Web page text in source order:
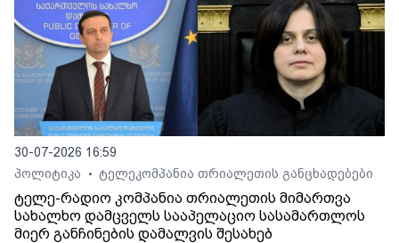
30-07-2026 16:59
პოლიტიკა
• ტელეკომპანია თრიალეთის განცხადებები
ტელე-რადიო კომპანია თრიალეთის მიმართვა
სახალხო დამცველს სააპელაციო სასამართლოს
მიერ განჩინების დამალვის შესახებ